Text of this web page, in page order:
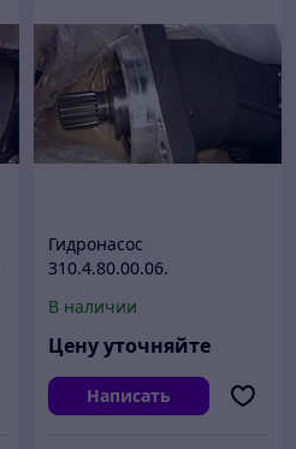
Гидронасос
310.4.80.00.06.
В наличии
Цену уточняйте
Написать